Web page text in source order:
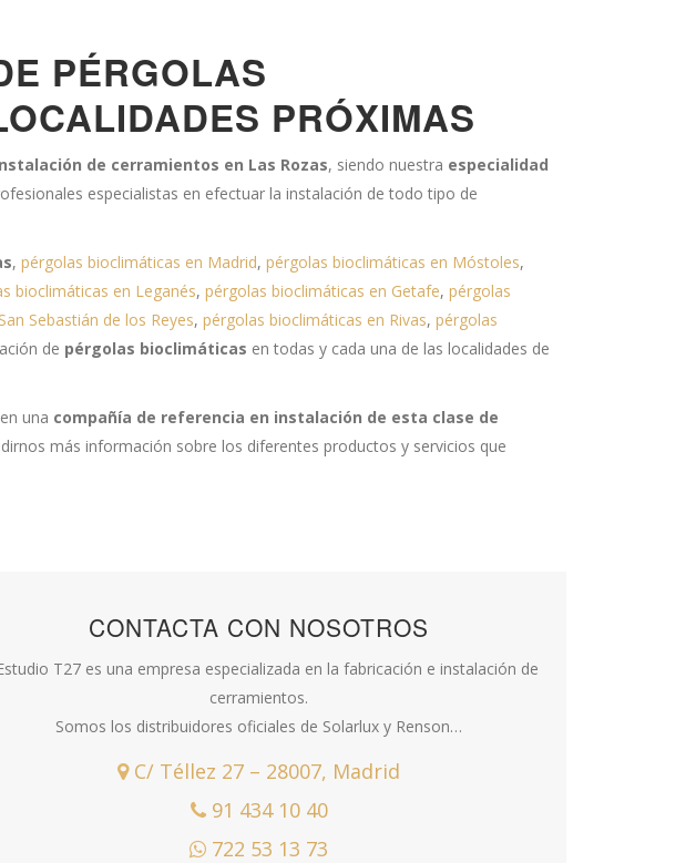
PÉRGOLAS
PRÓXIMAS
de cerramientos en Las Rozas, siendo nuestra especialidad
especialistas en efectuar la instalación de todo tipo de
, pérgolas bioclimáticas en Madrid, pérgolas bioclimáticas en Móstoles,
bioclimáticas en Leganés, pérgolas bioclimáticas en Getafe, pérgolas
Sebastián de los Reyes, pérgolas bioclimáticas en Rivas, pérgolas
de pérgolas bioclimáticas en todas y cada una de las localidades de
una compañía de referencia en instalación de esta clase de
más información sobre los diferentes productos y servicios que
CONTACTA CON NOSOTROS
T27 es una empresa especializada en la fabricación e instalación de
cerramientos.
Somos los distribuidores oficiales de Solarlux y Renson…
C/ Téllez 27 – 28007, Madrid
91 434 10 40
722 53 13 73